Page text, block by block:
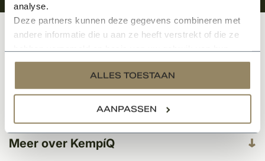
analyse.
Deze partners kunnen deze gegevens combineren met
andere informatie die u aan ze heeft verstrekt of die ze
services.
ALLES TOESTAAN
AANPASSEN
Meer over KempíQ
Klantenservice
Categorieën